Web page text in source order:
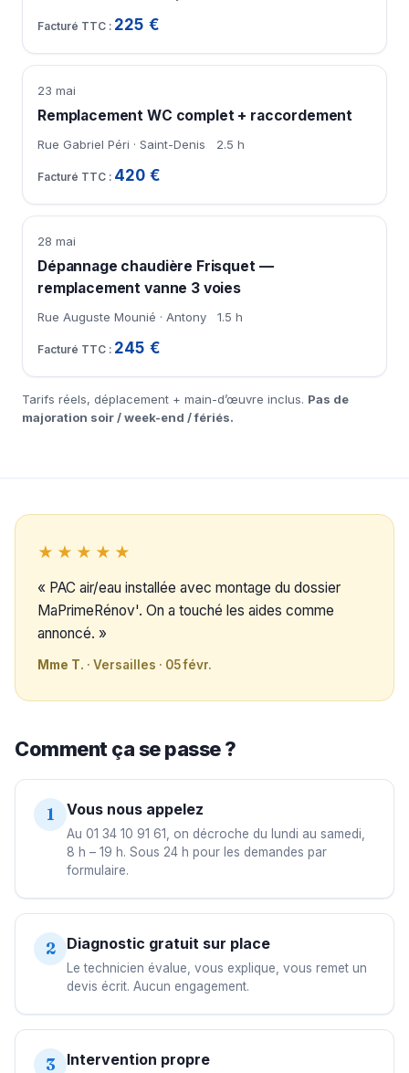
225 €
23 mai
Remplacement WC complet + raccordement
Rue Gabriel Péri · Saint-Denis 2.5 h
420 €
28 mai
Dépannage chaudière Frisquet —
remplacement vanne 3 voies
Rue Auguste Mounié · Antony 1.5 h
245 €
Tarifs réels, déplacement + main-d’œuvre inclus. Pas de
majoration soir / week-end / fériés.
★★★★★
« PAC air/eau installée avec montage du dossier
MaPrimeRénov'. On a touché les aides comme
annoncé. »
Mme T. · Versailles · 05 févr.
Comment ça se passe ?
1 Vous nous appelez
Au 01 34 10 91 61, on décroche du lundi au samedi,
8 h – 19 h. Sous 24 h pour les demandes par
formulaire.
2 Diagnostic gratuit sur place
Le technicien évalue, vous explique, vous remet un
devis écrit. Aucun engagement.
3 Intervention propre